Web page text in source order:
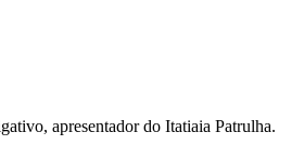
apresentador do Itatiaia Patrulha.